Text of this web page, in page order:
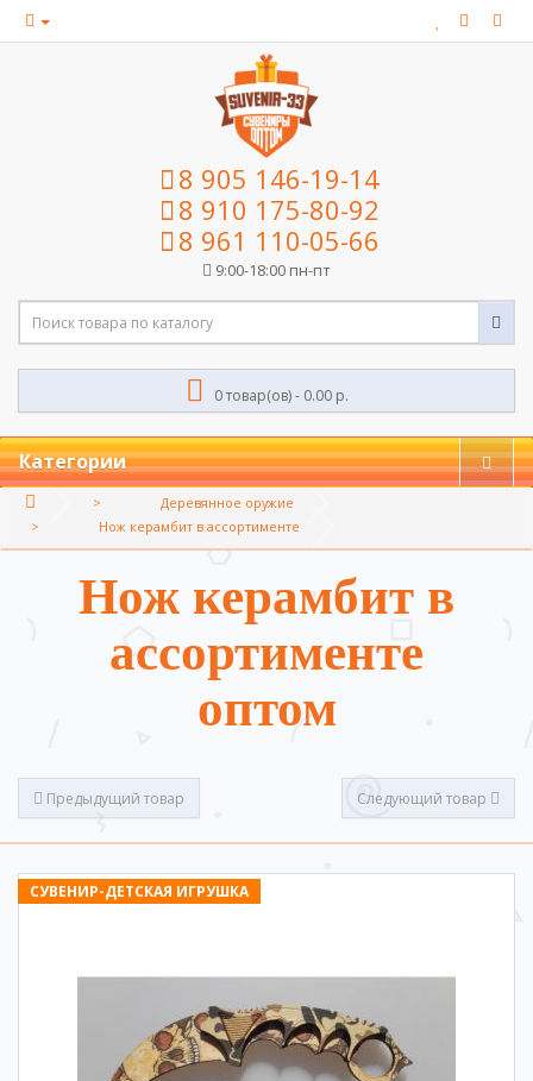
8 905 146-19-14
8 910 175-80-92
8 961 110-05-66
9:00-18:00 пн-пт
0 товар(ов) - 0.00 р.
Категории
Деревянное оружие
Нож керамбит в ассортименте
Нож керамбит в
ассортименте
оптом
Предыдущий товар Следующий товар
СУВЕНИР-ДЕТСКАЯ ИГРУШКА